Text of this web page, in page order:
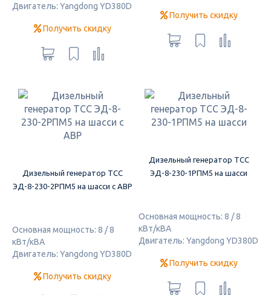
Двигатель: Yangdong YD380D
Получить скидку
Получить скидку
Дизельный генератор ТСС
ЭД-8-230-2РПМ5 на шасси с АВР
Основная мощность: 8 / 8
кВт/кВА
Двигатель: Yangdong YD380D
Получить скидку
Дизельный генератор ТСС
ЭД-8-230-1РПМ5 на шасси
Основная мощность: 8 / 8
кВт/кВА
Двигатель: Yangdong YD380D
Получить скидку